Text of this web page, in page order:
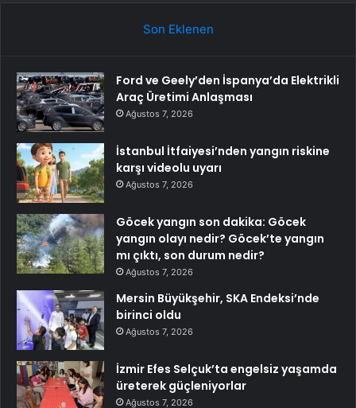
Son Eklenen
Ford ve Geely’den İspanya’da Elektrikli
Araç Üretimi Anlaşması
Ağustos 7, 2026
İstanbul İtfaiyesi’nden yangın riskine
karşı videolu uyarı
Ağustos 7, 2026
Göcek yangın son dakika: Göcek
yangın olayı nedir? Göcek’te yangın
mı çıktı, son durum nedir?
Ağustos 7, 2026
Mersin Büyükşehir, SKA Endeksi’nde
birinci oldu
Ağustos 7, 2026
İzmir Efes Selçuk’ta engelsiz yaşamda
üreterek güçleniyorlar
Ağustos 7, 2026